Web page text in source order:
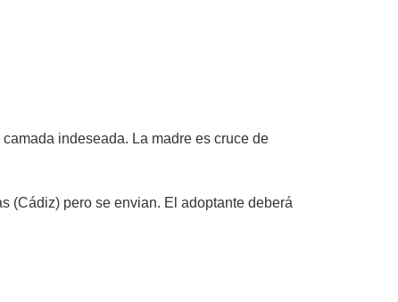
indeseada. La madre es cruce de
(Cádiz) pero se envian. El adoptante deberá